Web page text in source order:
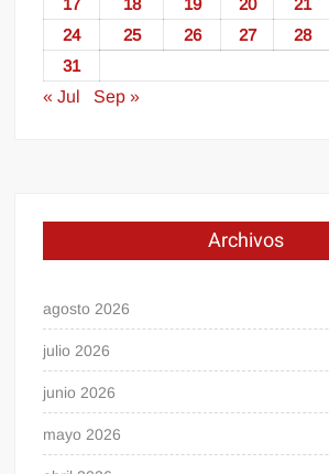
17 18 19 20 21
24 25 26 27 28
31
« Jul
Sep »
Archivos
agosto 2026
julio 2026
junio 2026
mayo 2026